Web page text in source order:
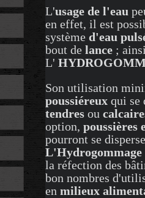
L'usage de l'eau
en effet, il est
système d'eau
bout de lance ;
L'
Son utilisation
poussiéreux qui se
tendres ou
option, poussières
pourront se
L'Hydrogommage
la réfection des
bon nombres
en milieux